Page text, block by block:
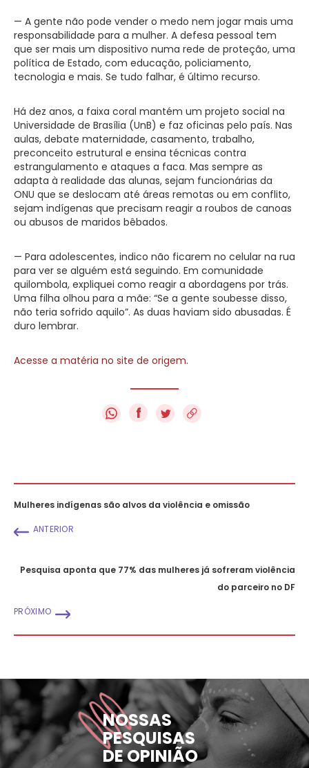
— A gente não pode vender o medo nem jogar mais uma
responsabilidade para a mulher. A defesa pessoal tem
que ser mais um dispositivo numa rede de proteção, uma
política de Estado, com educação, policiamento,
tecnologia e mais. Se tudo falhar, é último recurso.
Há dez anos, a faixa coral mantém um projeto social na
Universidade de Brasília (UnB) e faz oficinas pelo país. Nas
aulas, debate maternidade, casamento, trabalho,
preconceito estrutural e ensina técnicas contra
estrangulamento e ataques a faca. Mas sempre as
adapta à realidade das alunas, sejam funcionárias da
ONU que se deslocam até áreas remotas ou em conflito,
sejam indígenas que precisam reagir a roubos de canoas
ou abusos de maridos bêbados.
— Para adolescentes, indico não ficarem no celular na rua
para ver se alguém está seguindo. Em comunidade
quilombola, expliquei como reagir a abordagens por trás.
Uma filha olhou para a mãe: “Se a gente soubesse disso,
não teria sofrido aquilo”. As duas haviam sido abusadas. É
duro lembrar.
Acesse a matéria no site de origem.
f
Mulheres indígenas são alvos da violência e omissão
ANTERIOR
Pesquisa aponta que 77% das mulheres já sofreram violência
do parceiro no DF
PRÓXIMO
NOSSAS
PESQUISAS
DE OPINIÃO